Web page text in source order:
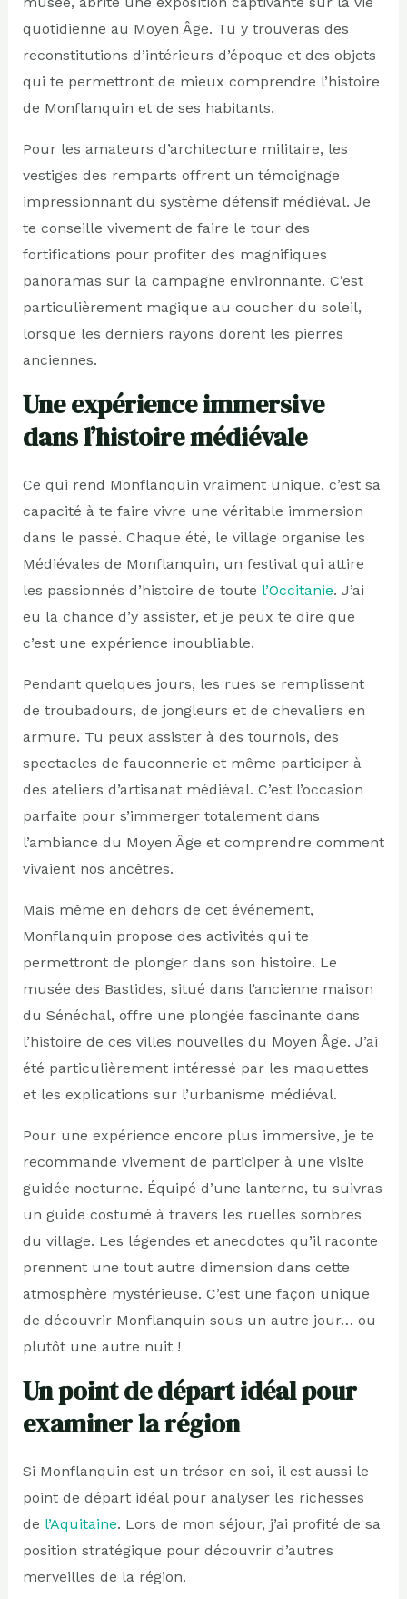
quotidienne au Moyen Âge. Tu y trouveras des
reconstitutions d’intérieurs d’époque et des objets
qui te permettront de mieux comprendre l’histoire
de Monflanquin et de ses habitants.
Pour les amateurs d’architecture militaire, les
vestiges des remparts offrent un témoignage
impressionnant du système défensif médiéval. Je
te conseille vivement de faire le tour des
fortifications pour profiter des magnifiques
panoramas sur la campagne environnante. C’est
particulièrement magique au coucher du soleil,
lorsque les derniers rayons dorent les pierres
anciennes.
Une expérience immersive
dans l’histoire médiévale
Ce qui rend Monflanquin vraiment unique, c’est sa
capacité à te faire vivre une véritable immersion
dans le passé. Chaque été, le village organise les
Médiévales de Monflanquin, un festival qui attire
les passionnés d’histoire de toute l’Occitanie. J’ai
eu la chance d’y assister, et je peux te dire que
c’est une expérience inoubliable.
Pendant quelques jours, les rues se remplissent
de troubadours, de jongleurs et de chevaliers en
armure. Tu peux assister à des tournois, des
spectacles de fauconnerie et même participer à
des ateliers d’artisanat médiéval. C’est l’occasion
parfaite pour s’immerger totalement dans
l’ambiance du Moyen Âge et comprendre comment
vivaient nos ancêtres.
Mais même en dehors de cet événement,
Monflanquin propose des activités qui te
permettront de plonger dans son histoire. Le
musée des Bastides, situé dans l’ancienne maison
du Sénéchal, offre une plongée fascinante dans
l’histoire de ces villes nouvelles du Moyen Âge. J’ai
été particulièrement intéressé par les maquettes
et les explications sur l’urbanisme médiéval.
Pour une expérience encore plus immersive, je te
recommande vivement de participer à une visite
guidée nocturne. Équipé d’une lanterne, tu suivras
un guide costumé à travers les ruelles sombres
du village. Les légendes et anecdotes qu’il raconte
prennent une tout autre dimension dans cette
atmosphère mystérieuse. C’est une façon unique
de découvrir Monflanquin sous un autre jour… ou
plutôt une autre nuit !
Un point de départ idéal pour
examiner la région
Si Monflanquin est un trésor en soi, il est aussi le
point de départ idéal pour analyser les richesses
de l’Aquitaine. Lors de mon séjour, j’ai profité de sa
position stratégique pour découvrir d’autres
merveilles de la région.